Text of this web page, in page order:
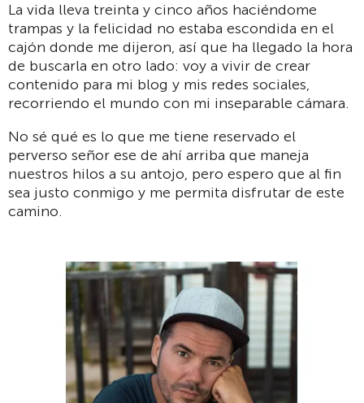
La vida lleva treinta y cinco años haciéndome
trampas y la felicidad no estaba escondida en el
cajón donde me dijeron, así que ha llegado la hora
de buscarla en otro lado: voy a vivir de crear
contenido para mi blog y mis redes sociales,
recorriendo el mundo con mi inseparable cámara.
No sé qué es lo que me tiene reservado el
perverso señor ese de ahí arriba que maneja
nuestros hilos a su antojo, pero espero que al fin
sea justo conmigo y me permita disfrutar de este
camino.